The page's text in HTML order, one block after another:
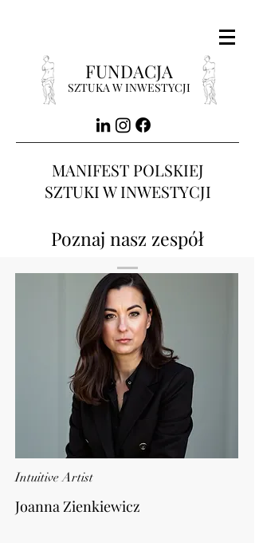
FUNDACJA
SZTUKA W INWESTYCJI
MANIFEST POLSKIEJ
SZTUKI W INWESTYCJI
Poznaj nasz zespół
Łączymy sztukę z biznesem
Intuitive Artist
Joanna Zienkiewicz